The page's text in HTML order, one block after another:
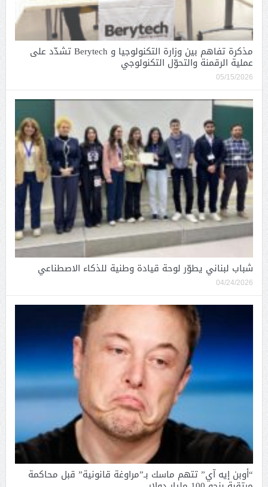
مذكرة تفاهم بين وزارة التكنولوجيا و Berytech تشدّد على
عملية الرقمنة والتحوّل التكنولوجي
05/15/2026
شباب لبناني يطوّر لوحة قيادة وطنية للذكاء الاصطناعي
04/24/2026
“أوبن إيه آي” تتهم ماسك بـ”مراوغة قانونية” قبل محاكمة